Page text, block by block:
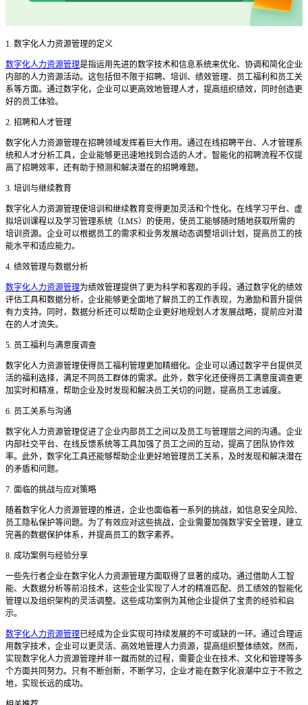
1. 数字化人力资源管理的定义
数字化人力资源管理是指运用先进的数字技术和信息系统来优化、协调和简化企业
内部的人力资源活动。这包括但不限于招聘、培训、绩效管理、员工福利和员工关
系等方面。通过数字化，企业可以更高效地管理人才，提高组织绩效，同时创造更
好的员工体验。
2. 招聘和人才管理
数字化人力资源管理在招聘领域发挥着巨大作用。通过在线招聘平台、人才管理系
统和人才分析工具，企业能够更迅速地找到合适的人才。智能化的招聘流程不仅提
高了招聘效率，还有助于预测和解决潜在的招聘难题。
3. 培训与继续教育
数字化人力资源管理使培训和继续教育变得更加灵活和个性化。在线学习平台、虚
拟培训课程以及学习管理系统（LMS）的使用，使员工能够随时随地获取所需的
培训资源。企业可以根据员工的需求和业务发展动态调整培训计划，提高员工的技
能水平和适应能力。
4. 绩效管理与数据分析
数字化人力资源管理为绩效管理提供了更为科学和客观的手段。通过数字化的绩效
评估工具和数据分析，企业能够更全面地了解员工的工作表现，为激励和晋升提供
有力支持。同时，数据分析还可以帮助企业更好地规划人才发展战略，提前应对潜
在的人才流失。
5. 员工福利与满意度调查
数字化人力资源管理使得员工福利管理更加精细化。企业可以通过数字平台提供灵
活的福利选择，满足不同员工群体的需求。此外，数字化还使得员工满意度调查更
加实时和精准，帮助企业及时发现和解决员工关切的问题，提高员工忠诚度。
6. 员工关系与沟通
数字化人力资源管理促进了企业内部员工之间以及员工与管理层之间的沟通。企业
内部社交平台、在线反馈系统等工具加强了员工之间的互动，提高了团队协作效
率。此外，数字化工具还能够帮助企业更好地管理员工关系，及时发现和解决潜在
的矛盾和问题。
7. 面临的挑战与应对策略
随着数字化人力资源管理的推进，企业也面临着一系列的挑战，如信息安全风险、
员工隐私保护等问题。为了有效应对这些挑战，企业需要加强数字安全管理，建立
完善的数据保护体系，并提高员工的数字素养。
8. 成功案例与经验分享
一些先行者企业在数字化人力资源管理方面取得了显著的成功。通过借助人工智
能、大数据分析等前沿技术，这些企业实现了人才的精准匹配、员工绩效的智能化
管理以及组织架构的灵活调整。这些成功案例为其他企业提供了宝贵的经验和启
示。
数字化人力资源管理已经成为企业实现可持续发展的不可或缺的一环。通过合理运
用数字技术，企业可以更灵活、高效地管理人力资源，提高组织整体绩效。然而，
实现数字化人力资源管理并非一蹴而就的过程，需要企业在技术、文化和管理等多
个方面共同努力。只有不断创新，不断学习，企业才能在数字化浪潮中立于不败之
地，实现长远的成功。